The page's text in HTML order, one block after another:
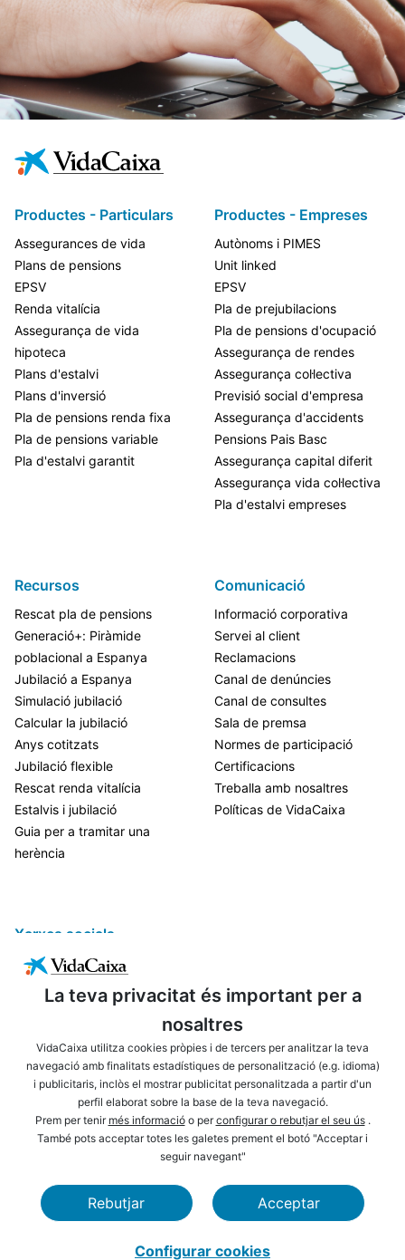
La teva privacitat és important per a
nosaltres
VidaCaixa utilitza cookies pròpies i de tercers per analitzar la teva
navegació amb finalitats estadístiques de personalització (e.g. idioma)
i publicitaris, inclòs el mostrar publicitat personalitzada a partir d'un
perfil elaborat sobre la base de la teva navegació.
Prem per tenir més informacióo perconfigurar o rebutjar el seu ús.
També pots acceptar totes les galetes prement el botó "Acceptar i
seguir navegant"
Configurar cookies
Rebutjar Acceptar
Productes - Particulars
Assegurances de vida
Plans de pensions
EPSV
Renda vitalícia
Assegurança de vida
hipoteca
Plans d'estalvi
Plans d'inversió
Pla de pensions renda fixa
Pla de pensions variable
Pla d'estalvi garantit
Productes - Empreses
Autònoms i PIMES
Unit linked
EPSV
Pla de prejubilacions
Pla de pensions d'ocupació
Assegurança de rendes
Assegurança col·lectiva
Previsió social d'empresa
Assegurança d'accidents
Pensions Pais Basc
Assegurança capital diferit
Assegurança vida col·lectiva
Pla d'estalvi empreses
Recursos
Rescat pla de pensions
Generació+: Piràmide
poblacional a Espanya
Jubilació a Espanya
Simulació jubilació
Calcular la jubilació
Anys cotitzats
Jubilació flexible
Rescat renda vitalícia
Estalvis i jubilació
Guia per a tramitar una
herència
Comunicació
Informació corporativa
Servei al client
Reclamacions
Canal de denúncies
Canal de consultes
Sala de premsa
Normes de participació
Certificacions
Treballa amb nosaltres
Políticas de VidaCaixa
Xarxes socials
ENLLAÇOS D'INTERÈS AVÍS LEGAL
PRIVACITAT POLÍTICA DE COOKIES
ACCESSIBILITAT
CAIXABANK FUNDACIÓ LA CAIXA
VidaCaixa S. A. U. Sociedad Unipersonal 2026.